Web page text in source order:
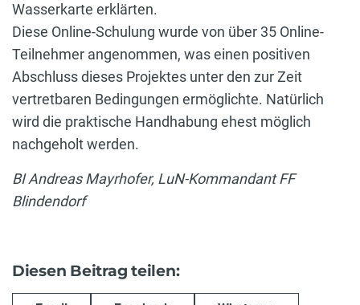
Wasserkarte erklärten.
Diese Online-Schulung wurde von über 35 Online-
Teilnehmer angenommen, was einen positiven
Abschluss dieses Projektes unter den zur Zeit
vertretbaren Bedingungen ermöglichte. Natürlich
wird die praktische Handhabung ehest möglich
nachgeholt werden.
BI Andreas Mayrhofer, LuN-Kommandant FF
Blindendorf
Diesen Beitrag teilen: